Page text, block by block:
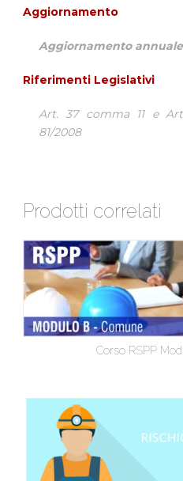
Aggiornamento
Aggiornamento annuale
Riferimenti Legislativi
Art. 37 comma 11 e
81/2008
Prodotti correlati
Corso RSPP